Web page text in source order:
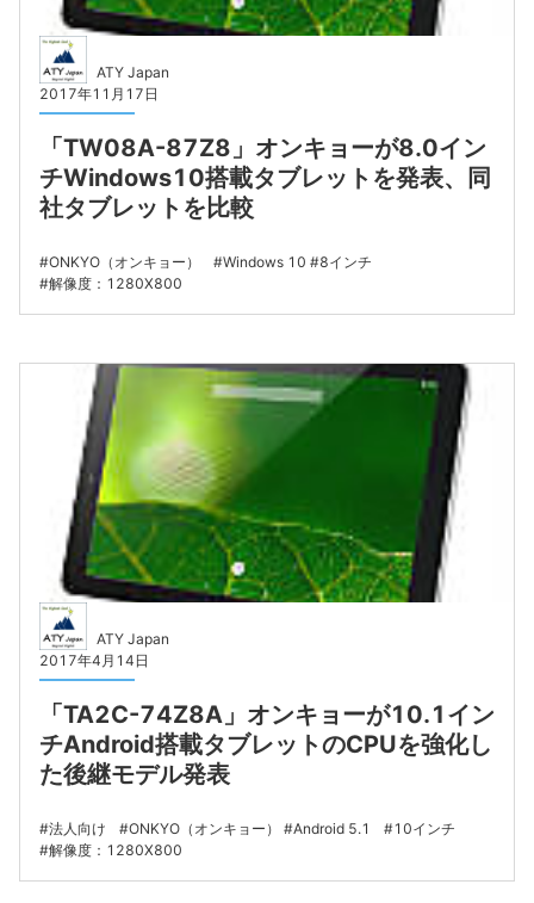
ATY Japan
2017年11月17日
「TW08A-87Z8」オンキョーが8.0イン
チWindows10搭載タブレットを発表、同
社タブレットを比較
ONKYO（オンキョー） Windows 10
8インチ
解像度：1280X800
ATY Japan
2017年4月14日
「TA2C-74Z8A」オンキョーが10.1イン
チAndroid搭載タブレットのCPUを強化し
た後継モデル発表
法人向け ONKYO（オンキョー） Android 5.1
10インチ
解像度：1280X800